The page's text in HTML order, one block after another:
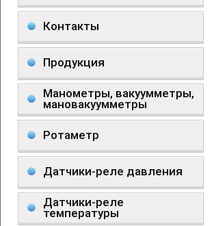
Контакты
Продукция
Манометры, вакуумметры,
мановакуумметры
Ротаметр
Датчики-реле давления
Датчики-реле
температуры